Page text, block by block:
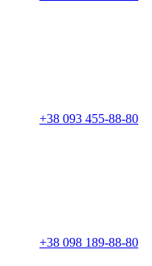
+38 093 455-88-80
+38 098 189-88-80